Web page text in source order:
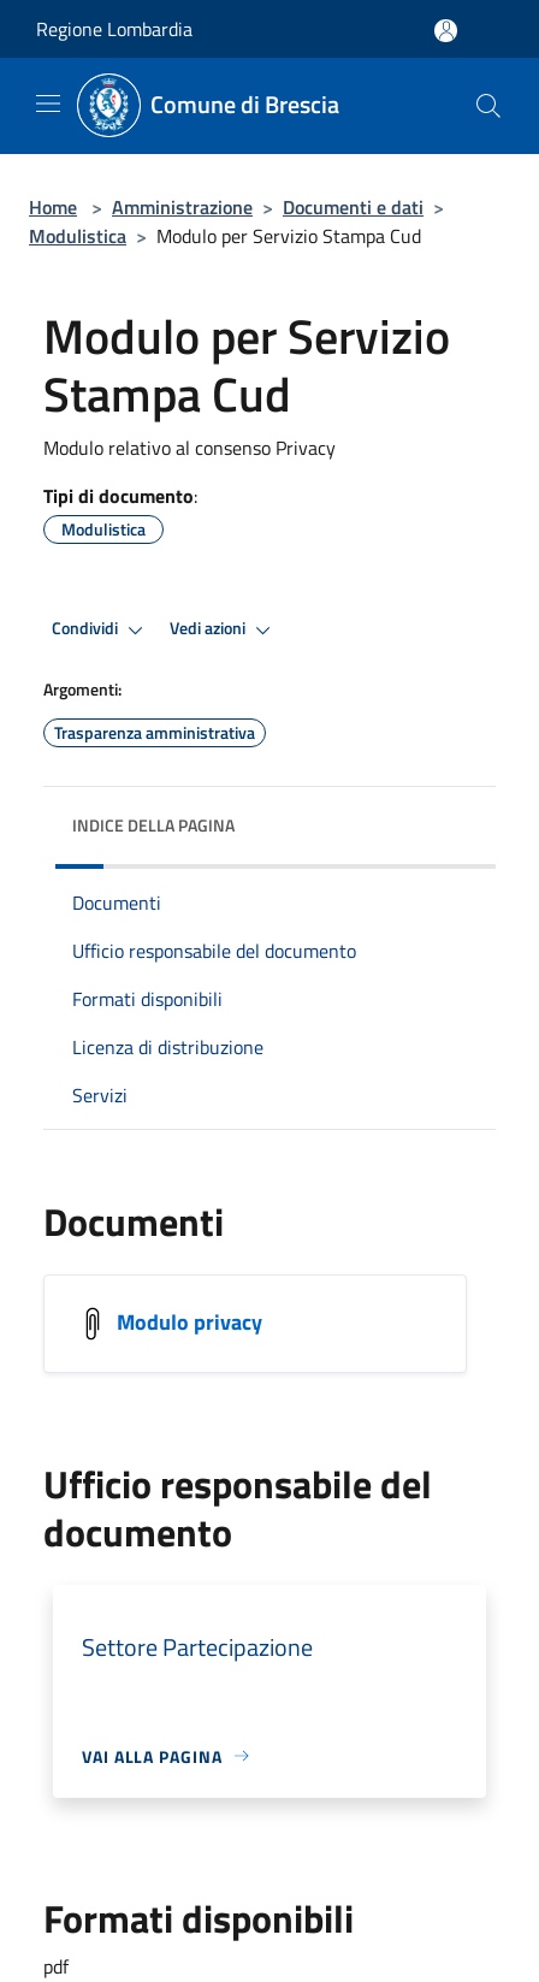
Regione Lombardia
Comune di Brescia
Home > Amministrazione > Documenti e dati >
Modulistica > Modulo per Servizio Stampa Cud
Modulo per Servizio
Stampa Cud
Modulo relativo al consenso Privacy
Tipi di documento:
Modulistica
Condividi Vedi azioni
Argomenti:
Trasparenza amministrativa
INDICE DELLA PAGINA
Documenti
Ufficio responsabile del documento
Formati disponibili
Licenza di distribuzione
Servizi
Documenti
Modulo privacy
Ufficio responsabile del
documento
Settore Partecipazione
VAI ALLA PAGINA
Formati disponibili
pdf